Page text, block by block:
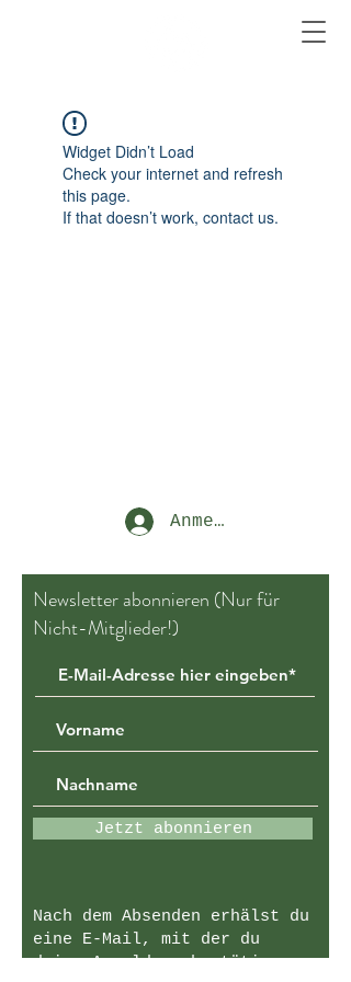
Widget Didn’t Load
Check your internet and refresh
this page.
If that doesn’t work, contact us.
Anmelden
Newsletter abonnieren (Nur für
Nicht-Mitglieder!)
Jetzt abonnieren
Nach dem Absenden erhälst du
eine E-Mail, mit der du
deine Anmeldung bestätigen